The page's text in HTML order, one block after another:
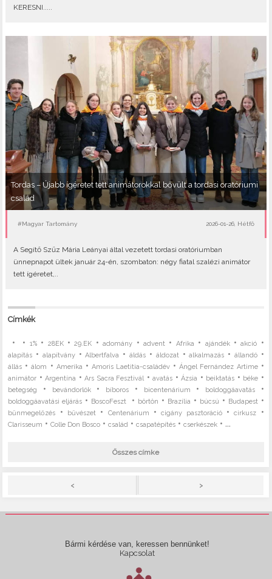
KERESNI.....
Tordas – Újabb ígéretet tett animátorokkal bővült a tordasi oratóriumi
család
#Magyar Tartomány 2026-01-26, Hétfő
A Segítő Szűz Mária Leányai által vezetett tordasi oratóriumban
ünnepnapot ültek január 24-én, szombaton: négy fiatal szalézi animátor
tett ígéretet,..
Címkék
• • 1%• 28EK•29.EK •adomány •advent • Afrika • ajándék•akció •
alapítás • alapítvány•Albertfalva •áldás • áldozat •alkalmazás • állandó•
állás •álom • Amerika • Amoris Laetitia-családév •Ángel Fernández Artime•
animátor •Argentína •Ars Sacra Fesztivál •avatás •Ázsia • beiktatás • béke •
betegség • bevándorlók• bíboros • bicentenárium • boldoggáavatás•
boldoggáavatási eljárás • BoscoFeszt • börtön • Brazília • búcsú • Budapest •
bűnmegelőzés • bűvészet • Centenárium •cigány pasztoráció•cirkusz •
Clarisseum •Colle Don Bosco •család •csapatépítés •cserkészek • ...
Összes címke
< >
Bármi kérdése van, keressen bennünket!
Kapcsolat